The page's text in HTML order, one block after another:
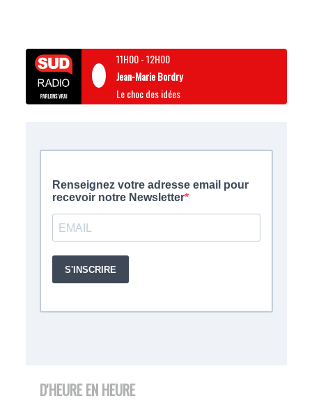
11H00-12H00
Jean-Marie Bordry
Le choc des idées
D'HEURE EN HEURE